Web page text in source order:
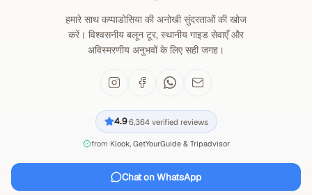
हमारे साथ कप्पाडोसिया की अनोखी सुंदरताओं की खोज
करें। विश्वसनीय बलून टूर, स्थानीय गाइड सेवाएँ और
अविस्मरणीय अनुभवों के लिए सही जगह।
4.9·6,364 verified reviews
from Klook, GetYourGuide & Tripadvisor
Chat on WhatsApp